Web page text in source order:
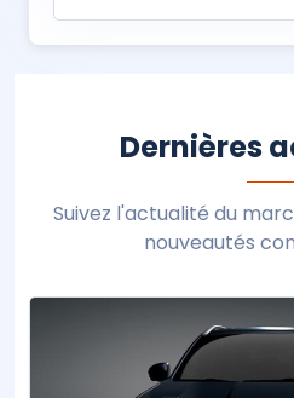
Dernières
Suivez l'actualité du
nouveautés